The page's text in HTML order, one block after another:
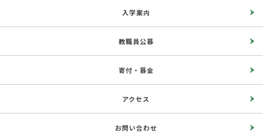
入学案内
教職員公募
寄付・募金
アクセス
お問い合わせ